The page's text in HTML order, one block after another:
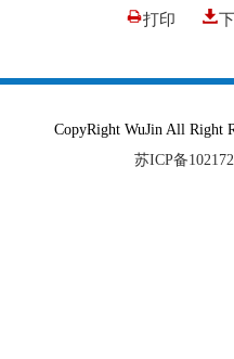
打印
CopyRight WuJin All
苏ICP备